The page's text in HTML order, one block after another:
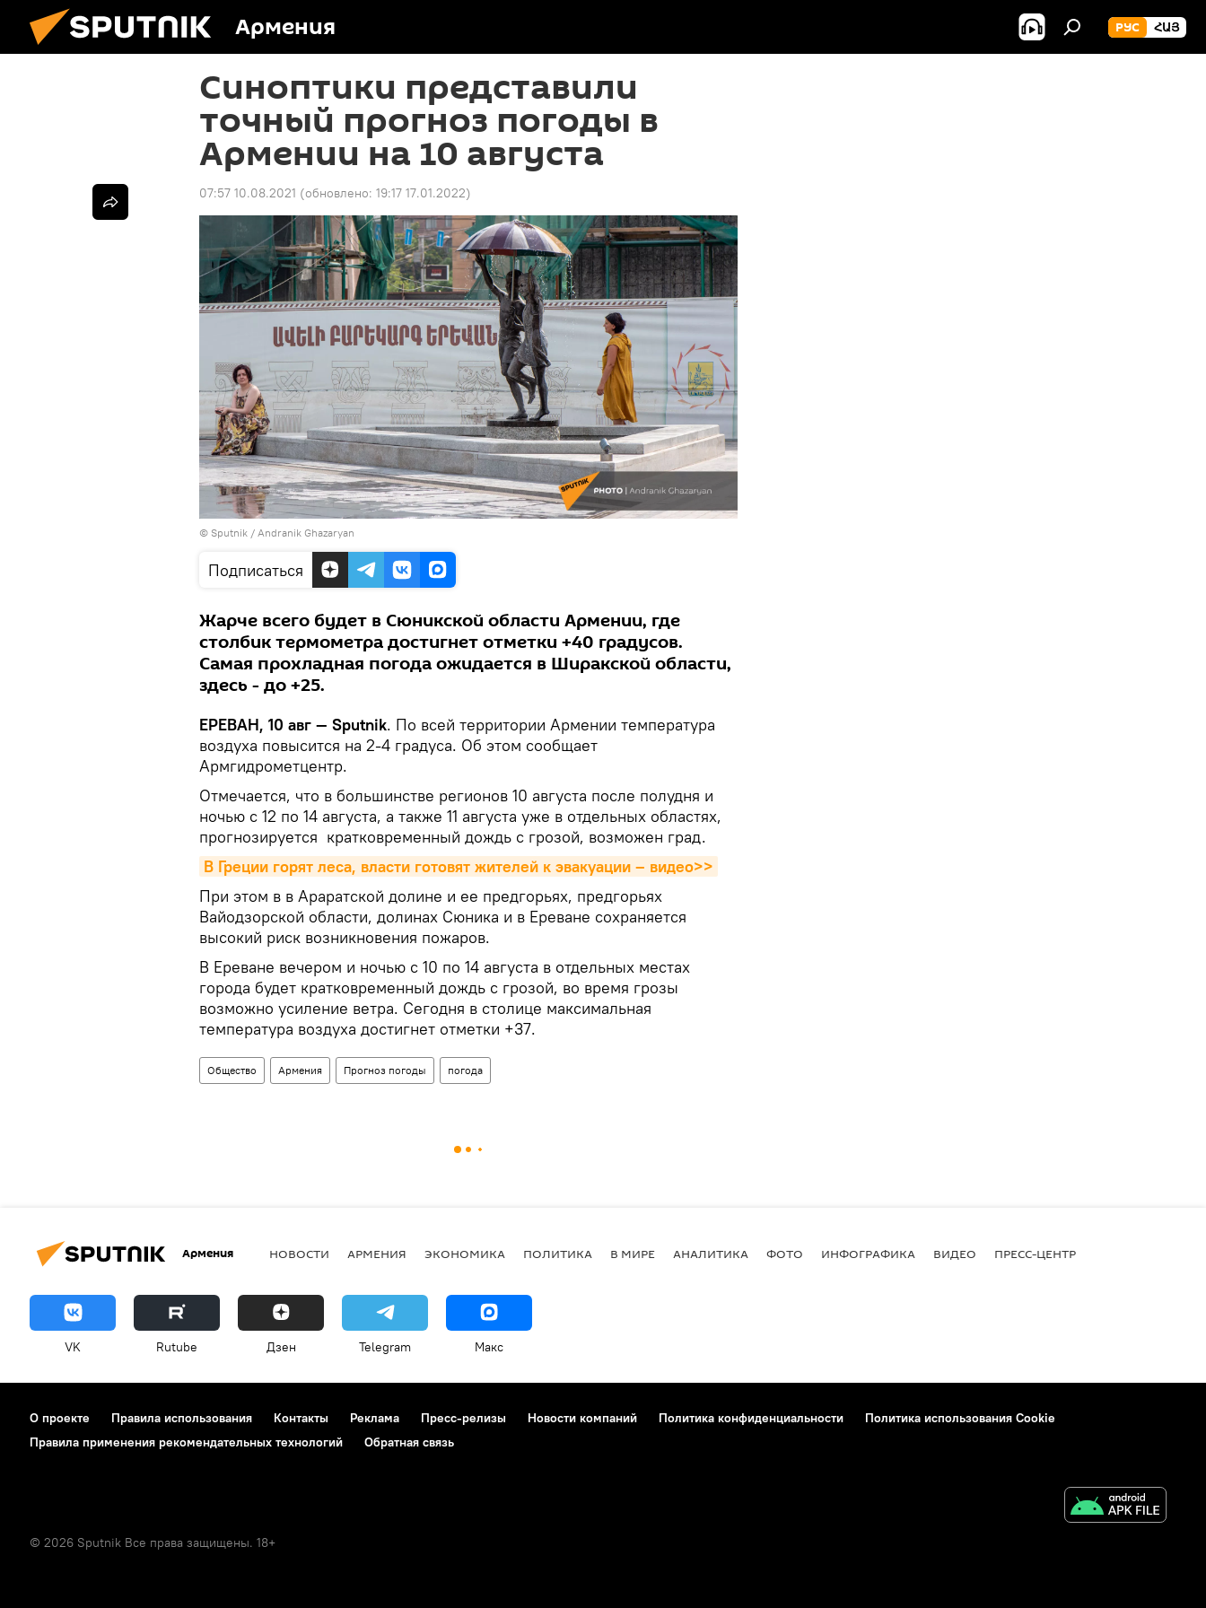
Армения РУС ՀԱՅ
Синоптики представили
точный прогноз погоды в
Армении на 10 августа
07:57 10.08.2021 (обновлено: 19:17 17.01.2022)
© Sputnik / Andranik Ghazaryan
Подписаться
Жарче всего будет в Сюникской области Армении, где
столбик термометра достигнет отметки +40 градусов.
Самая прохладная погода ожидается в Ширакской области,
здесь - до +25.
ЕРЕВАН, 10 авг — Sputnik. По всей территории Армении температура
воздуха повысится на 2-4 градуса. Об этом сообщает
Армгидрометцентр.
Отмечается, что в большинстве регионов 10 августа после полудня и
ночью с 12 по 14 августа, а также 11 августа уже в отдельных областях,
прогнозируется кратковременный дождь с грозой, возможен град.
В Греции горят леса, власти готовят жителей к эвакуации – видео>>
При этом в в Араратской долине и ее предгорьях, предгорьях
Вайодзорской области, долинах Сюника и в Ереване сохраняется
высокий риск возникновения пожаров.
В Ереване вечером и ночью с 10 по 14 августа в отдельных местах
города будет кратковременный дождь с грозой, во время грозы
возможно усиление ветра. Сегодня в столице максимальная
температура воздуха достигнет отметки +37.
Общество Армения Прогноз погоды погода
Армения НОВОСТИ АРМЕНИЯ ЭКОНОМИКА ПОЛИТИКА В МИРЕ АНАЛИТИКА ФОТО ИНФОГРАФИКА ВИДЕО ПРЕСС-ЦЕНТР
VK Rutube Дзен Telegram Макс
О проекте Правила использования Контакты Реклама Пресс-релизы Новости компаний Политика конфиденциальности
Политика использования Cookie
Правила применения рекомендательных технологий
Обратная связь
© 2026 Sputnik Все права защищены. 18+